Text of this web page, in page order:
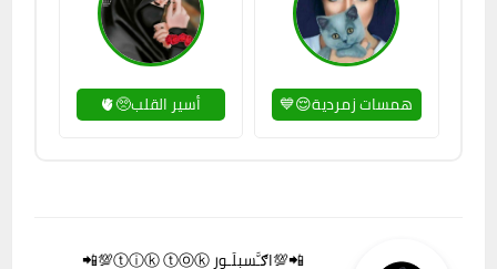
همسات زمردية😌💙 أسير القلب🥺🫀
📲💯اګـَّسبِلَـوِر ⓣⓘⓚ ⓣⓞⓚ💯📲